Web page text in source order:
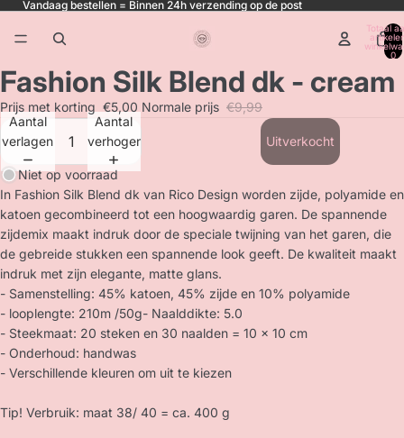
Vandaag bestellen = Binnen 24h verzending op de post
Totaal
0
Fashion Silk Blend dk - cream
Prijs met korting €5,00 Normale prijs €9,99
Aantal
verlagen
Aantal
verhogen
Uitverkocht
Niet op voorraad
In Fashion Silk Blend dk van Rico Design worden zijde, polyamide en
katoen gecombineerd tot een hoogwaardig garen. De spannende
zijdemix maakt indruk door de speciale twijning van het garen, die
de gebreide stukken een spannende look geeft. De kwaliteit maakt
indruk met zijn elegante, matte glans.
- Samenstelling: 45% katoen, 45% zijde en 10% polyamide
- looplengte: 210m /50g- Naalddikte: 5.0
- Steekmaat: 20 steken en 30 naalden = 10 x 10 cm
- Onderhoud: handwas
- Verschillende kleuren om uit te kiezen
Tip! Verbruik: maat 38/ 40 = ca. 400 g